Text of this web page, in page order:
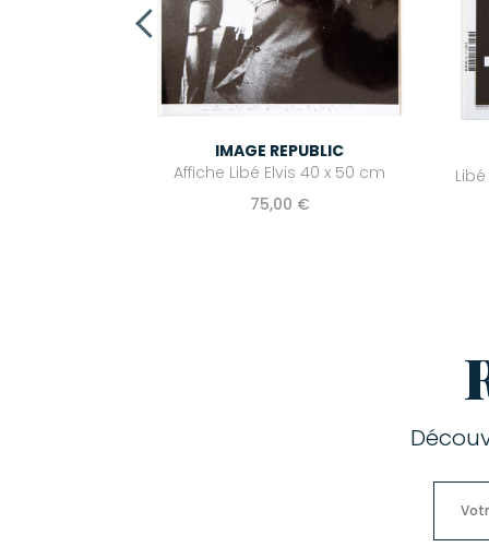
IMAGE REPUBLIC
Affiche Libé Elvis 40 x 50 cm
75,00 €